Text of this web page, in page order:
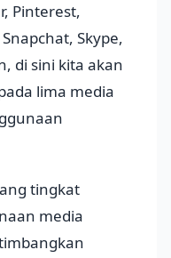
Pinterest,
Skype,
di sini kita akan
lima media
tingkat
media